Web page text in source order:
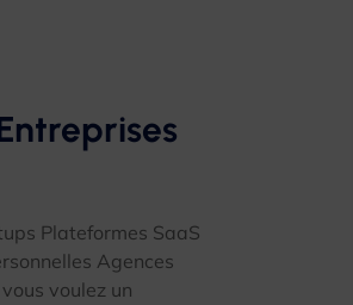
Plateformes SaaS
Agences
voulez un